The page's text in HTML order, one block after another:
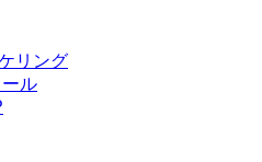
リング
ル